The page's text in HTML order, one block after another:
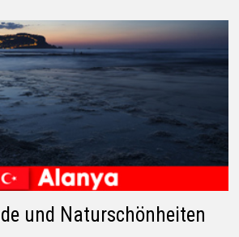
und Naturschönheiten